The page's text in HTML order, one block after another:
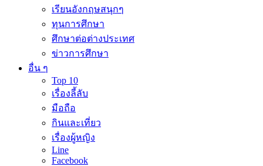
เรียนอังกฤษสนุกๆ
ทุนการศึกษา
ศึกษาต่อต่างประเทศ
ข่าวการศึกษา
อื่น ๆ
Top 10
เรื่องลี้ลับ
มือถือ
กินและเที่ยว
เรื่องผู้หญิง
Line
Facebook